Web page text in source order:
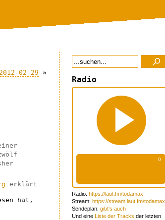
02-29 »
erklärt.
hat,
Radio
Radio: https://laut.fm/todamax
Stream: https://stream.laut.fm/todamax
Sendeplan: gibt's auch
Und eine Liste der Tracks der letzten